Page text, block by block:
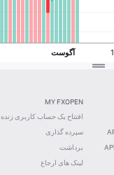
MY FXOPEN
افتتاح یک حساب کاربری زنده
سپرده گذاری
برداشت
لینک های ارجاع